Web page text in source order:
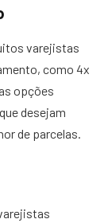
varejistas
como 4x
opções
desejam
de parcelas.